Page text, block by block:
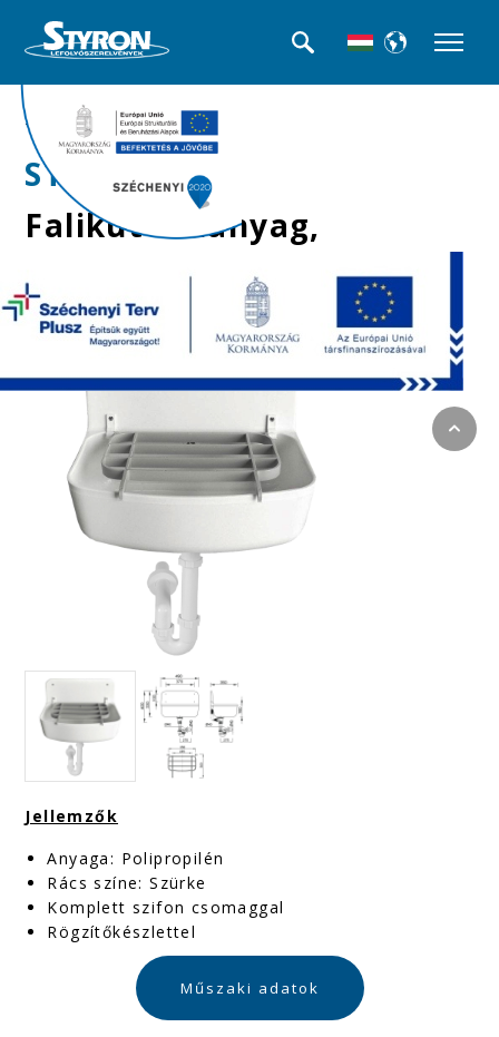
>>Falikút
STY-350-K
Falikút műanyag,
vödörtartó ráccsal,
szifonnal
Jellemzők
Anyaga: Polipropilén
Rács színe: Szürke
Komplett szifon csomaggal
Rögzítőkészlettel
Műszaki adatok